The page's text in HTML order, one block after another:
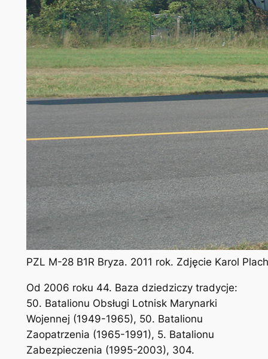
PZL M-28 B1R Bryza. 2011 rok. Zdjęcie Karol
Od 2006 roku 44. Baza dziedziczy tradycje:
50. Batalionu Obsługi Lotnisk Marynarki
Wojennej (1949-1965), 50. Batalionu
Zaopatrzenia (1965-1991), 5. Batalionu
Zabezpieczenia (1995-2003), 304.